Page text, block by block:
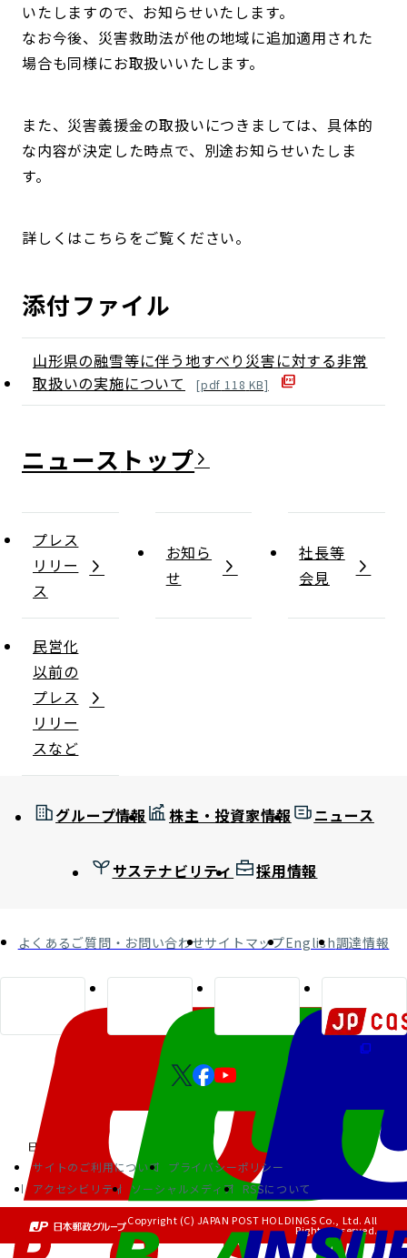
いたしますので、お知らせいたします。
なお今後、災害救助法が他の地域に追加適用された
場合も同様にお取扱いいたします。
また、災害義援金の取扱いにつきましては、具体的
な内容が決定した時点で、別途お知らせいたしま
す。
詳しくはこちらをご覧ください。
添付ファイル
山形県の融雪等に伴う地すべり災害に対する非常
取扱いの実施について
[pdf 118 KB]
ニュース
プレス
リリー
ス
お知ら
せ
社長等
会見
民営化
以前の
プレス
リリー
スなど
グループ情報 株主・投資家情報 ニュース
サステナビリティ 採用情報
よくあるご質問・お問い合わせサイトマップEnglish調達情報
サイトのご利用について
プライバシーポリシー
アクセシビリティ
ソーシャルメディア RSSについて
Copyright (C) JAPAN POST HOLDINGS Co., Ltd. All
Rights Reserved.